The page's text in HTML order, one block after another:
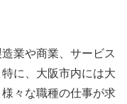
業や商業、サービス
に、大阪市内には大
々な職種の仕事が求